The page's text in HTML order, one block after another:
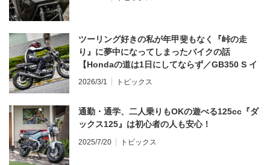
ツーリング好きの私が年甲斐もなく『峠の走
り』に夢中になってしまったバイクの話
【Hondaの道は1日にしてならず／GB350 S イ
ンプレ・レビュー 前編】
2026/3/1 トピックス
通勤・通学、二人乗りもOKの遊べる125cc『ダ
ックス125』は初心者の人も安心！
2025/7/20 トピックス